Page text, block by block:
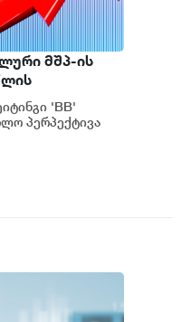
მშპ-ის
8.3%
ერთ-
'BB'
პერპექტივა